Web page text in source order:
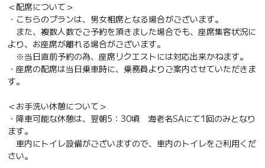
＜配席について＞
・こちらのプランは、男女相席となる場合がございます。
また、複数人数でご予約を頂きました場合でも、座席集客状況に
より、お座席が離れる場合がございます。
※当日直前予約の為、座席リクエストには対応出来かねます。
・座席の配席は当日乗車時に、乗務員よりご案内させていただきま
す。
＜お手洗い休憩について＞
・降車可能な休憩は、翌朝5：30頃 海老名SAにて1回のみとなり
ます。
車内にトイレ設備がございますので、車内のトイレをご利用くだ
さい。